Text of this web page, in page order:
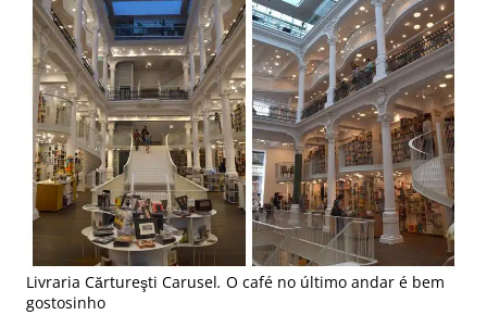
Livraria Cărtureşti Carusel. O café no último andar é bem
gostosinho